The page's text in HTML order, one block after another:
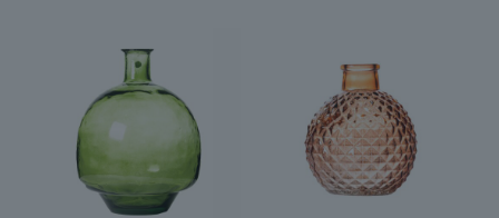
produit
a
plusieurs
variations.
Les
options
peuvent